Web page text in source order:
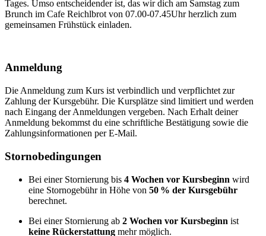
Tages. Umso entscheidender ist, das wir dich am Samstag zum
Brunch im Cafe Reichlbrot von 07.00-07.45Uhr herzlich zum
gemeinsamen Frühstück einladen.
Anmeldung
Die Anmeldung zum Kurs ist verbindlich und verpflichtet zur
Zahlung der Kursgebühr. Die Kursplätze sind limitiert und werden
nach Eingang der Anmeldungen vergeben. Nach Erhalt deiner
Anmeldung bekommst du eine schriftliche Bestätigung sowie die
Zahlungsinformationen per E-Mail.
Stornobedingungen
Bei einer Stornierung bis 4 Wochen vor Kursbeginn wird
eine Stornogebühr in Höhe von 50 % der Kursgebühr
berechnet.
Bei einer Stornierung ab 2 Wochen vor Kursbeginn ist
keine Rückerstattung mehr möglich.